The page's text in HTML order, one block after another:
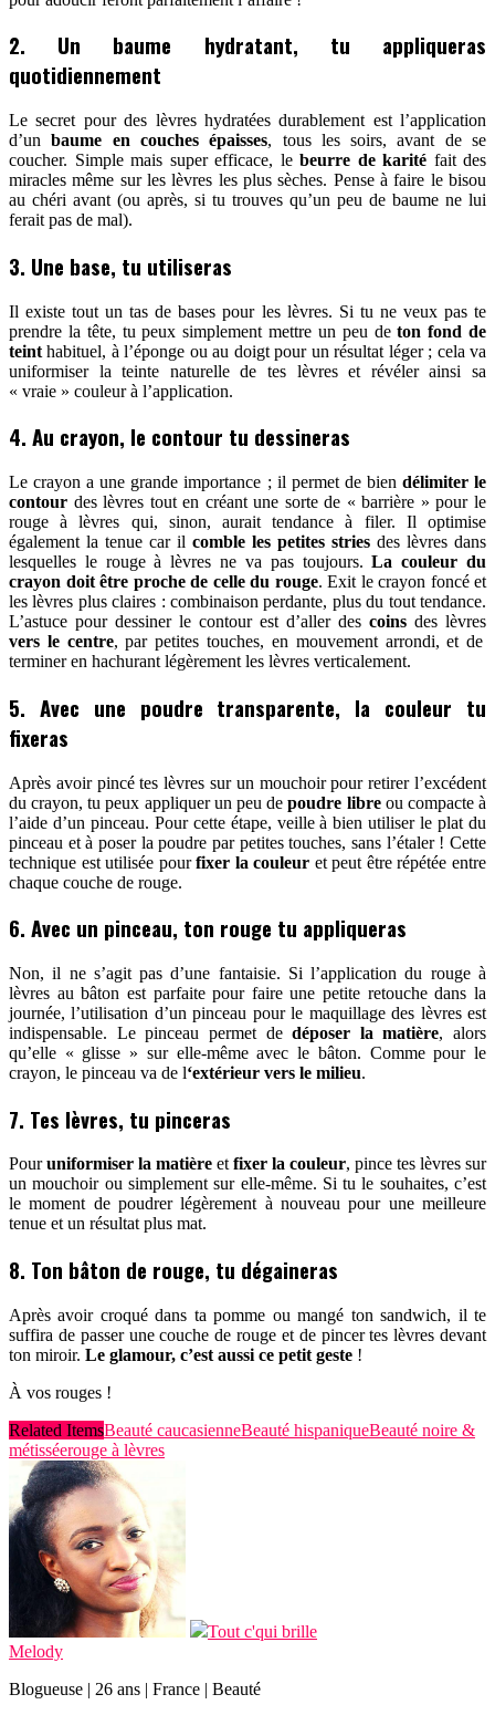
2. Un baume hydratant, tu appliqueras
quotidiennement
Le secret pour des lèvres hydratées durablement est l’application
d’unbaume en couches épaisses, tous les soirs, avant de se
coucher. Simple mais super efficace, lebeurre de karité fait des
miracles même sur les lèvres les plus sèches. Pense à faire le bisou
au chéri avant (ou après, si tu trouves qu’un peu de baume ne lui
ferait pas de mal).
3. Une base, tu utiliseras
Il existe tout un tas de bases pour les lèvres. Si tu ne veux pas te
prendre la tête, tu peux simplement mettre un peu deton fond de
teint habituel, à l’éponge ou au doigt pour un résultat léger ; cela va
uniformiser la teinte naturelle de tes lèvres et révéler ainsi sa
« vraie » couleur à l’application.
4. Au crayon, le contour tu dessineras
Le crayon a une grande importance ; il permet de bien délimiter le
contour des lèvres tout en créant une sorte de « barrière » pour le
rouge à lèvres qui, sinon, aurait tendance à filer. Il optimise
également la tenue car il comble les petites stries des lèvres dans
lesquelles le rouge à lèvres ne va pas toujours.La couleur du
crayon doit être proche de celle du rouge. Exit le crayon foncé et
les lèvres plus claires : combinaison perdante, plus du tout tendance.
L’astuce pour dessiner le contour est d’aller des coins des lèvres
vers le centre, par petites touches, en mouvement arrondi, et de
terminer en hachurant légèrement les lèvres verticalement.
5. Avec une poudre transparente, la couleur tu
fixeras
Après avoir pincé tes lèvres sur un mouchoir pour retirer l’excédent
du crayon, tu peux appliquer un peu depoudre libreou compacte à
l’aide d’un pinceau. Pour cette étape, veille à bien utiliser le plat du
pinceau et à poser la poudre par petites touches, sans l’étaler ! Cette
technique est utilisée pourfixer la couleur et peut être répétée entre
chaque couche de rouge.
6. Avec un pinceau, ton rouge tu appliqueras
Non, il ne s’agit pas d’une fantaisie. Si l’application du rouge à
lèvres au bâton est parfaite pour faire une petite retouche dans la
journée, l’utilisation d’un pinceau pour le maquillage des lèvres est
indispensable. Le pinceau permet dedéposer la matière, alors
qu’elle « glisse » sur elle-même avec le bâton. Comme pour le
crayon, le pinceau va de l‘extérieur vers le milieu.
7. Tes lèvres, tu pinceras
Pouruniformiser la matière et fixer la couleur, pince tes lèvres sur
un mouchoir ou simplement sur elle-même. Si tu le souhaites, c’est
le moment de poudrer légèrement à nouveau pour une meilleure
tenue et un résultat plus mat.
8. Ton bâton de rouge, tu dégaineras
Après avoir croqué dans ta pomme ou mangé ton sandwich, il te
suffira de passer une couche de rouge et de pincer tes lèvres devant
ton miroir. Le glamour, c’est aussi ce petit geste !
À vos rouges !
Related ItemsBeauté caucasienneBeauté hispaniqueBeauté noire &
métisséerouge à lèvres
Tout c'qui brille
Melody
Blogueuse | 26 ans | France | Beauté